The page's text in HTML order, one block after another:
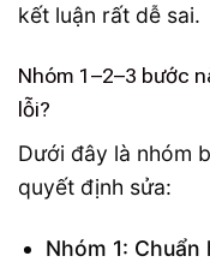
kết luận rất dễ sai.
Nhóm 1–2–3 bước
lỗi?
Dưới đây là nhóm
quyết định sửa:
Nhóm 1: